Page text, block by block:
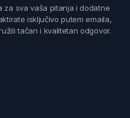
za sva vaša pitanja i dodatne
isključivo putem emaila,
tačan i kvalitetan odgovor.